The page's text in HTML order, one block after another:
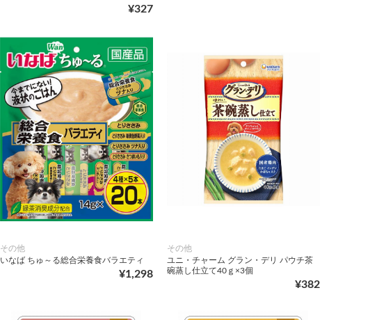
¥327
その他
いなば ちゅ～る総合栄養食バラエティ
¥1,298
その他
ユニ・チャーム グラン・デリ パウチ茶
碗蒸し仕立て40ｇ×3個
¥382